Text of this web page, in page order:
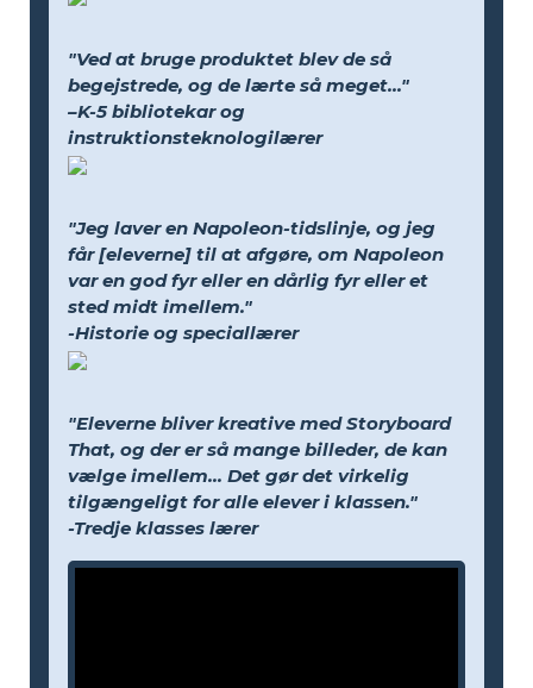
"Ved at bruge produktet blev de så
begejstrede, og de lærte så meget..."
–K-5 bibliotekar og
instruktionsteknologilærer
"Jeg laver en Napoleon-tidslinje, og jeg
får [eleverne] til at afgøre, om Napoleon
var en god fyr eller en dårlig fyr eller et
sted midt imellem."
-Historie og speciallærer
"Eleverne bliver kreative med Storyboard
That, og der er så mange billeder, de kan
vælge imellem... Det gør det virkelig
tilgængeligt for alle elever i klassen."
-Tredje klasses lærer